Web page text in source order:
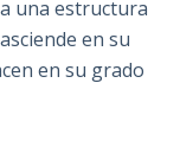
una estructura
en su
en su grado